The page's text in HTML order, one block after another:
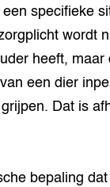
specifieke
wordt
heeft, maar
een dier
Dat is
bepaling